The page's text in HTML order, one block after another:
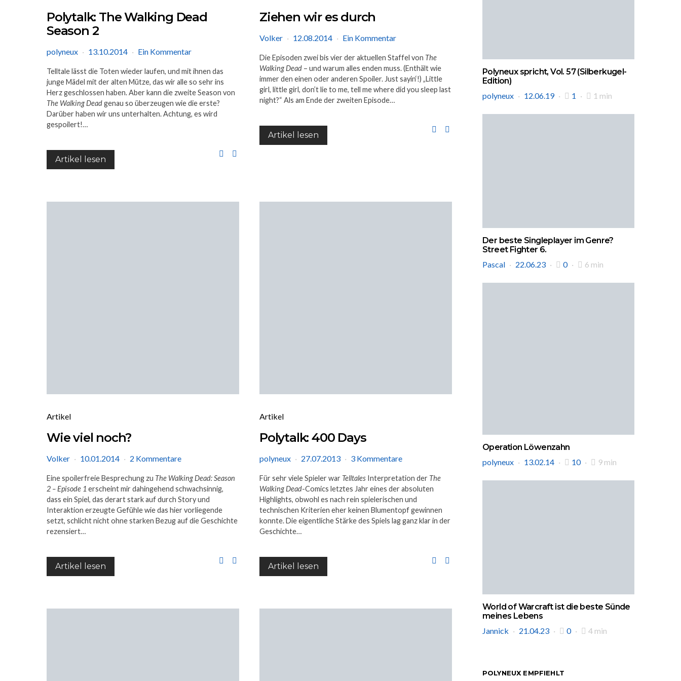
Polytalk: The Walking Dead
Season 2
polyneux 13.10.2014 Ein Kommentar
Telltale lässt die Toten wieder laufen, und mit ihnen das
junge Mädel mit der alten Mütze, das wir alle so sehr ins
Herz geschlossen haben. Aber kann die zweite Season von
The Walking Deadgenau so überzeugen wie die erste?
Darüber haben wir uns unterhalten. Achtung, es wird
gespoilert!…
Artikel lesen
Ziehen wir es durch
Volker 12.08.2014 Ein Kommentar
Die Episoden zwei bis vier der aktuellen Staffel von The
Walking Dead – und warum alles enden muss. (Enthält wie
immer den einen oder anderen Spoiler. Just sayin‘!) „Little
girl, little girl, don’t lie to me, tell me where did you sleep last
night?“ Als am Ende der zweiten Episode…
Artikel lesen
Artikel
Wie viel noch?
Volker 10.01.2014 2 Kommentare
Eine spoilerfreie Besprechung zu The Walking Dead: Season
2 – Episode 1 erscheint mir dahingehend schwachsinnig,
dass ein Spiel, das derart stark auf durch Story und
Interaktion erzeugte Gefühle wie das hier vorliegende
setzt, schlicht nicht ohne starken Bezug auf die Geschichte
rezensiert…
Artikel lesen
Artikel
Polytalk: 400 Days
polyneux 27.07.2013 3 Kommentare
Für sehr viele Spieler war Telltales Interpretation der The
Walking Dead-Comics letztes Jahr eines der absoluten
Highlights, obwohl es nach rein spielerischen und
technischen Kriterien eher keinen Blumentopf gewinnen
konnte. Die eigentliche Stärke des Spiels lag ganz klar in der
Geschichte…
Artikel lesen
Polyneux spricht, Vol. 57 (Silberkugel-
Edition)
polyneux
12.06.19 1 1 min
Der beste Singleplayer im Genre?
Street Fighter 6.
Pascal
22.06.23 0 6 min
Operation Löwenzahn
polyneux
13.02.14 10 9 min
World of Warcraft ist die beste Sünde
meines Lebens
Jannick
21.04.23 0 4 min
POLYNEUX EMPFIEHLT